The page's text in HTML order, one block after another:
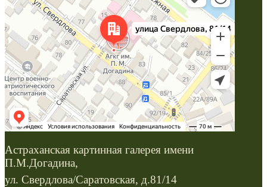
Астраханская картинная галерея имени
П.М.Догадина,
ул. Свердлова/Саратовская, д.81/14